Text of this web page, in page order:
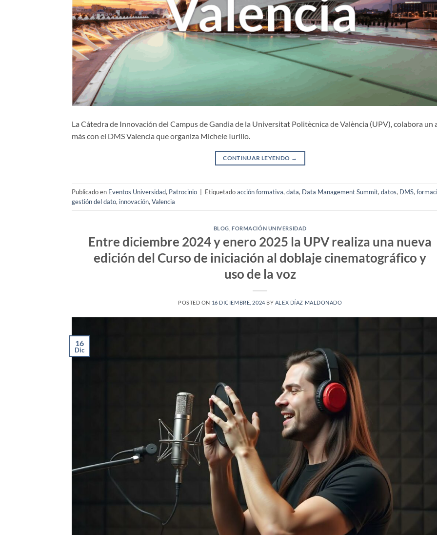
La Cátedra de Innovación del Campus de Gandia de la Universitat Politècnica de València (UPV), colabora un
más con el DMS Valencia que organiza Michele Iurillo.
CONTINUAR LEYENDO →
Publicado en Eventos Universidad, Patrocinio Etiquetadoacción formativa, data, Data Management Summit, datos, DMS,
gestión del dato, innovación, Valencia
BLOG ,FORMACIÓN UNIVERSIDAD
Entre diciembre 2024 y enero 2025 la UPV realiza una nueva
edición del Curso de iniciación al doblaje cinematográfico y
uso de la voz
POSTED ON 16 DICIEMBRE, 2024 BY ALEX DÍAZ MALDONADO
16
Dic